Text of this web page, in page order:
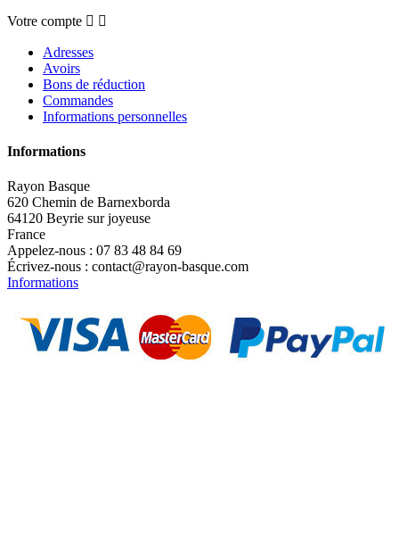
Votre compte  
Adresses
Avoirs
Bons de réduction
Commandes
Informations personnelles
Informations
Rayon Basque
620 Chemin de Barnexborda
64120 Beyrie sur joyeuse
France
Appelez-nous : 07 83 48 84 69
Écrivez-nous : contact@rayon-basque.com
Informations